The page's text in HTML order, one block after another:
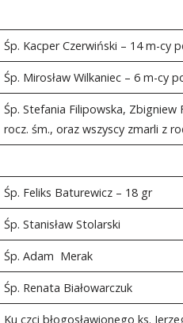
Śp. Kacper Czerwiński – 14 m-cy
Śp. Mirosław Wilkaniec – 6 m-cy
Śp. Stefania Filipowska, Zbigniew
rocz. śm., oraz wszyscy zmarli z
Śp. Feliks Baturewicz – 18 gr
Śp. Stanisław Stolarski
Śp. Adam Merak
Śp. Renata Białowarczuk
Ku czci błogosławionego ks.